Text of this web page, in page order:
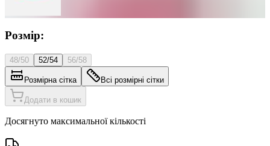
Розмір:
48/50 52/54 56/58
Розмірна сітка Всі розмірні сітки
Додати в кошик
Досягнуто максимальної кількості